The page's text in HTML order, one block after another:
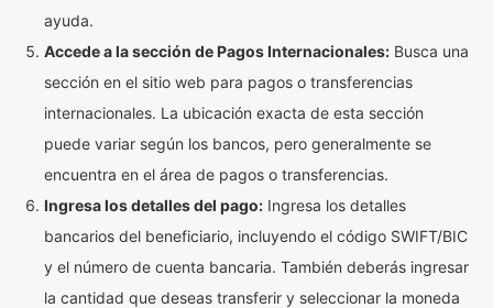
ayuda.
Accede a la sección de Pagos Internacionales: Busca una
sección en el sitio web para pagos o transferencias
internacionales. La ubicación exacta de esta sección
puede variar según los bancos, pero generalmente se
encuentra en el área de pagos o transferencias.
Ingresa los detalles del pago: Ingresa los detalles
bancarios del beneficiario, incluyendo el código SWIFT/BIC
y el número de cuenta bancaria. También deberás ingresar
la cantidad que deseas transferir y seleccionar la moneda